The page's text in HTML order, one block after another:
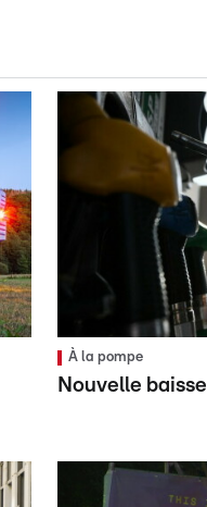
À la pompe
Nouvelle